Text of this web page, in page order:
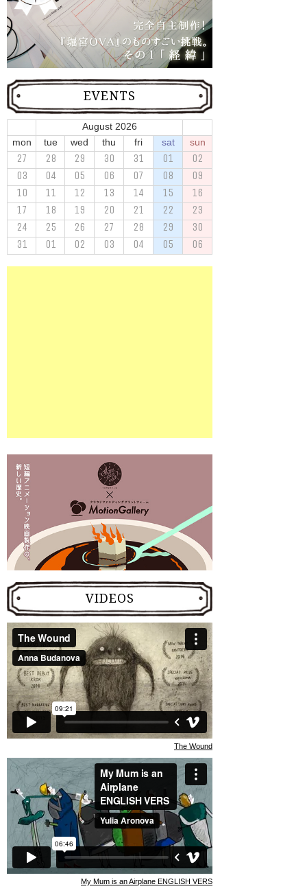
EVENTS
August 2026
mon
tue wed thu fri sat sun
27 28 29 30 31 01
02
03
04 05 06 07 08
09
10
11 12 13 14 15
16
17
18 19 20 21 22
23
24
25 26 27 28 29
30
31
01 02 03 04 05 06
VIDEOS
The Wound
My Mum is an Airplane ENGLISH VERS